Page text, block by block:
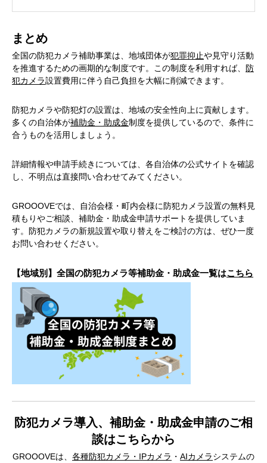
まとめ
全国の防犯カメラ補助事業は、地域団体が犯罪抑止や見守り活動
を推進するための画期的な制度です。この制度を利用すれば、 防
犯カメラ設置費用に伴う自己負担を大幅に削減できます。
防犯カメラや防犯灯の設置は、地域の安全性向上に貢献します。
多くの自治体が補助金・助成金制度を提供しているので、条件に
合うものを活用しましょう。
詳細情報や申請手続きについては、各自治体の公式サイトを確認
し、不明点は直接問い合わせてみてください。
GROOOVEでは、自治会様・町内会様に防犯カメラ設置の無料見
積もりやご相談、補助金・助成金申請サポートを提供していま
す。防犯カメラの新規設置や取り替えをご検討の方は、ぜひ一度
お問い合わせください。
【地域別】全国の防犯カメラ等補助金・助成金一覧はこちら
防犯カメラ導入、補助金・助成金申請のご相
談はこちらから
GROOOVEは、 各種防犯カメラ・IPカメラ ・ AIカメラシステムの